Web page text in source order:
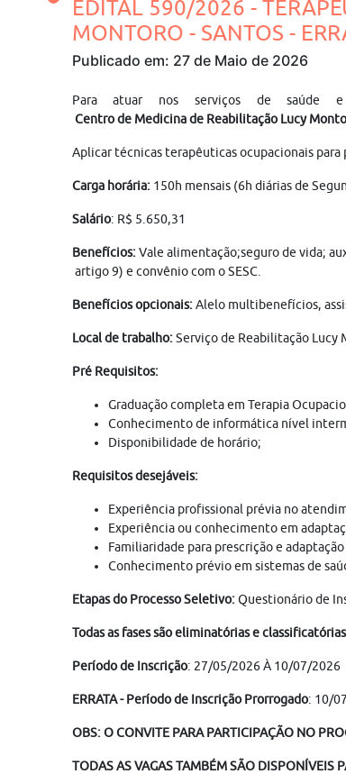
EDITAL 590/2026 -
MONTORO - SANTOS -
Publicado em: 27 de Maio de 2026
Para atuar nos serviços de saúde
Centro de Medicina de Reabilitação Lucy
Aplicar técnicas terapêuticas ocupacionais para
Carga horária: 150h mensais (6h diárias de
Salário: R$ 5.650,31
Benefícios:Vale alimentação;seguro de vida;
artigo 9) e convênio com o SESC.
Benefícios opcionais:Alelo multibenefícios,
Local de trabalho:Serviço de Reabilitação Lucy
Pré Requisitos:
Graduação completa em Terapia
Conhecimento de informática nível
Disponibilidade de horário;
Requisitos desejáveis:
Experiência profissional prévia no
Experiência ou conhecimento em
Familiaridade para prescrição e
Conhecimento prévio em sistemas de
Etapas do Processo Seletivo:Questionário de
Todas as fases são eliminatórias e
Período de Inscrição: 27/05/2026 À 10/07/2026
ERRATA - Período de Inscrição Prorrogado: 10/
OBS: O CONVITE PARA PARTICIPAÇÃO NO
TODAS AS VAGAS TAMBÉM SÃO DISPONÍVEIS